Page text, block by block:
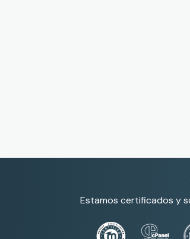
Estamos certificados y